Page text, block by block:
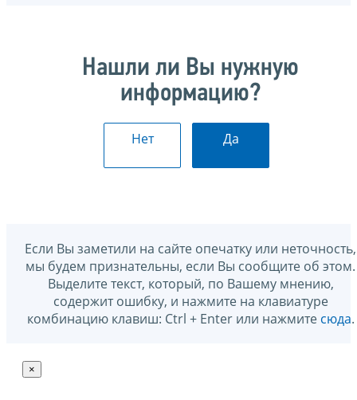
Нашли ли Вы нужную
информацию?
Нет Да
Если Вы заметили на сайте опечатку или неточность,
мы будем признательны, если Вы сообщите об этом.
Выделите текст, который, по Вашему мнению,
содержит ошибку, и нажмите на клавиатуре
комбинацию клавиш: Ctrl + Enter или нажмите сюда.
×